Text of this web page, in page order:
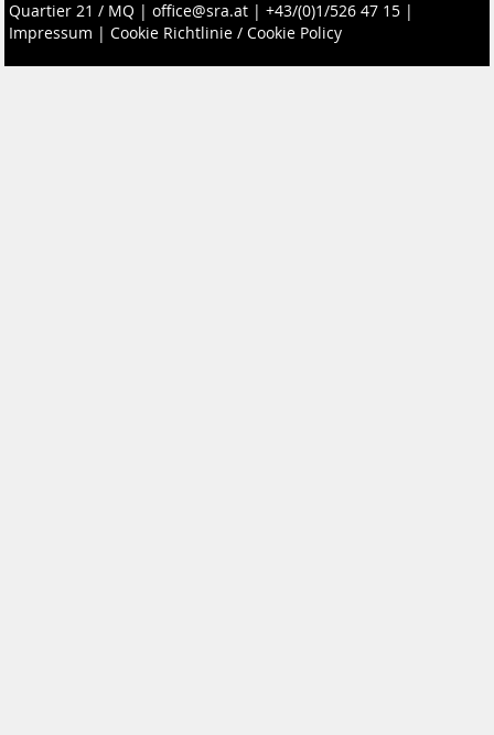
Quartier 21 / MQ | office@sra.at | +43/(0)1/526 47 15 |
Impressum | Cookie Richtlinie / Cookie Policy